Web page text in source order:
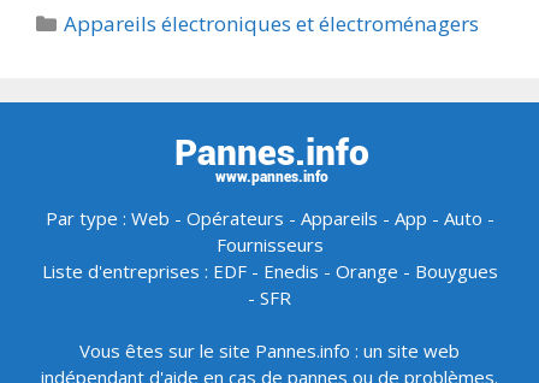
Catégories
Appareils électroniques et électroménagers
Par type : Web - Opérateurs - Appareils - App - Auto -
Fournisseurs
Liste d'entreprises : EDF- Enedis - Orange - Bouygues
- SFR
Vous êtes sur le site Pannes.info : un site web
indépendant d'aide en cas de pannes ou de problèmes.